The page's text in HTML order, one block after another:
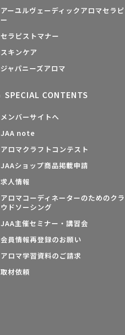
アーユルヴェーディックアロマセラピ
ー
セラピストマナー
スキンケア
ジャパニーズアロマ
SPECIAL CONTENTS
メンバーサイトへ
JAA note
アロマクラフトコンテスト
JAAショップ商品掲載申請
求人情報
アロマコーディネーターのためのクラ
ウドソーシング
JAA主催セミナー・講習会
会員情報再登録のお願い
アロマ学習資料のご請求
取材依頼